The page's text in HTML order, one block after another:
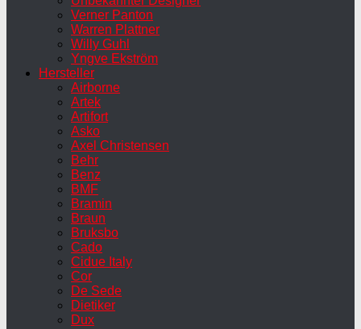
Verner Panton
Warren Plattner
Willy Guhl
Yngve Ekström
Hersteller
Airborne
Artek
Artifort
Asko
Axel Christensen
Behr
Benz
BMF
Bramin
Braun
Bruksbo
Cado
Cidue Italy
Cor
De Sede
Dietiker
Dux